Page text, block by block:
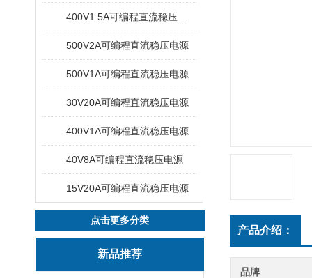
500V2A可编程直流稳压电源
500V1A可编程直流稳压电源
30V20A可编程直流稳压电源
400V1A可编程直流稳压电源
40V8A可编程直流稳压电源
15V20A可编程直流稳压电源
点击更多分类
新品推荐
产品介绍：
品牌